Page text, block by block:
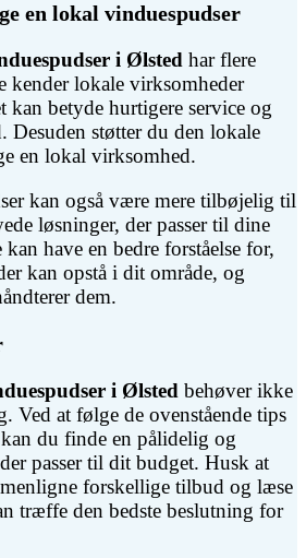
en lokal vinduespudser
i Ølsted har flere
kender lokale virksomheder
betyde hurtigere service og
Desuden støtter du den lokale
en lokal virksomhed.
kan også være mere tilbøjelig til
løsninger, der passer til dine
have en bedre forståelse for,
kan opstå i dit område, og
dem.
i Ølsted behøver ikke
Ved at følge de ovenstående tips
du finde en pålidelig og
passer til dit budget. Husk at
forskellige tilbud og læse
træffe den bedste beslutning for